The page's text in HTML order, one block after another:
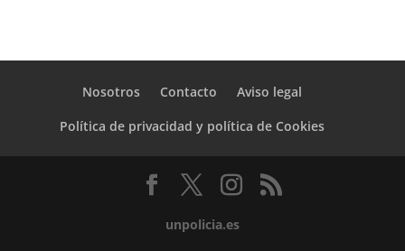
Nosotros Contacto
Aviso legal
Política de privacidad y política de Cookies
unpolicia.es